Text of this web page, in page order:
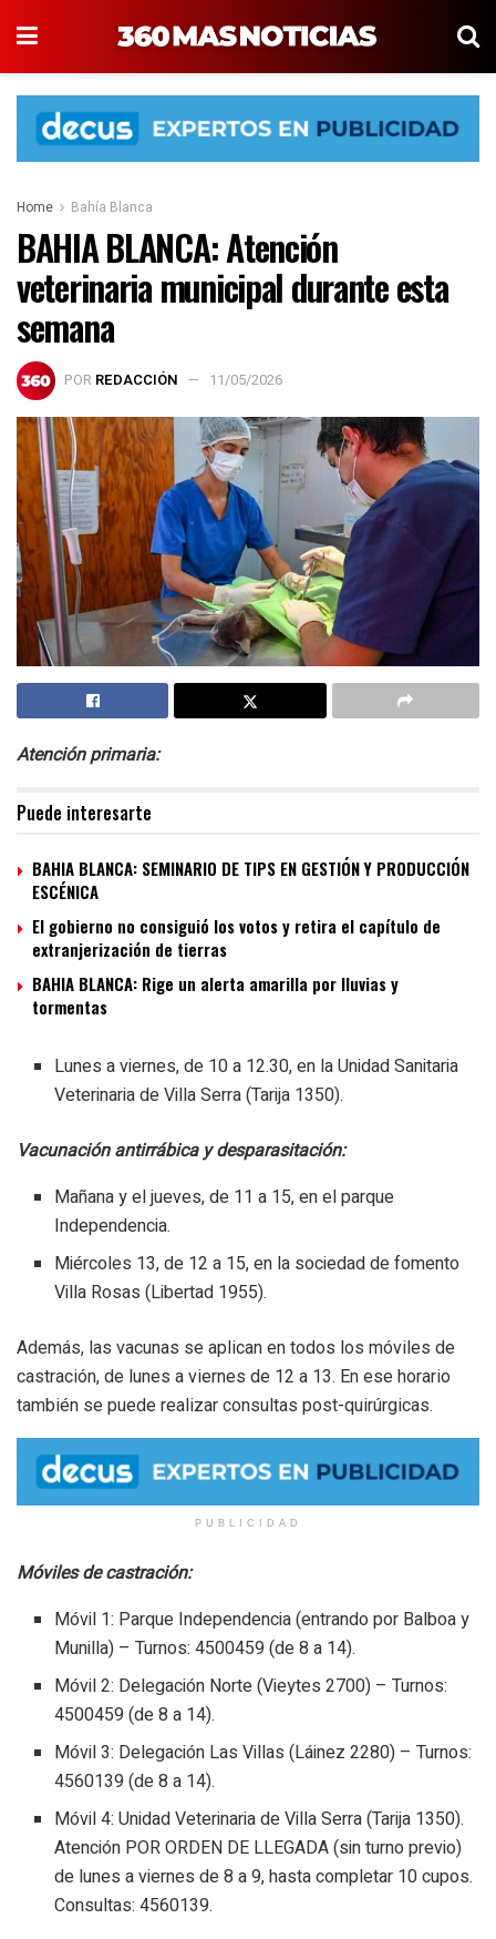
Home Bahía Blanca
BAHIA BLANCA: Atención
veterinaria municipal durante esta
semana
POR REDACCIÓN 11/05/2026
Atención primaria:
Puede interesarte
BAHIA BLANCA: SEMINARIO DE TIPS EN GESTIÓN Y PRODUCCIÓN
ESCÉNICA
El gobierno no consiguió los votos y retira el capítulo de
extranjerización de tierras
BAHIA BLANCA: Rige un alerta amarilla por lluvias y
tormentas
Lunes a viernes, de 10 a 12.30, en la Unidad Sanitaria
Veterinaria de Villa Serra (Tarija 1350).
Vacunación antirrábica y desparasitación:
Mañana y el jueves, de 11 a 15, en el parque
Independencia.
Miércoles 13, de 12 a 15, en la sociedad de fomento
Villa Rosas (Libertad 1955).
Además, las vacunas se aplican en todos los móviles de
castración, de lunes a viernes de 12 a 13. En ese horario
también se puede realizar consultas post-quirúrgicas.
PUBLICIDAD
Móviles de castración:
Móvil 1: Parque Independencia (entrando por Balboa y
Munilla) – Turnos: 4500459 (de 8 a 14).
Móvil 2: Delegación Norte (Vieytes 2700) – Turnos:
4500459 (de 8 a 14).
Móvil 3: Delegación Las Villas (Láinez 2280) – Turnos:
4560139 (de 8 a 14).
Móvil 4: Unidad Veterinaria de Villa Serra (Tarija 1350).
Atención POR ORDEN DE LLEGADA (sin turno previo)
de lunes a viernes de 8 a 9, hasta completar 10 cupos.
Consultas: 4560139.